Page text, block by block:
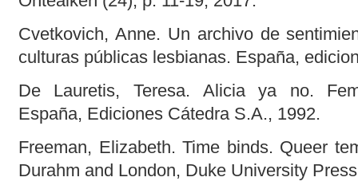
Cvetkovich, Anne. Un archivo de
culturas públicas lesbianas. España,
De Lauretis, Teresa. Alicia ya no.
España, Ediciones Cátedra S.A., 1992.
Freeman, Elizabeth. Time binds. Queer
Durahm and London, Duke University